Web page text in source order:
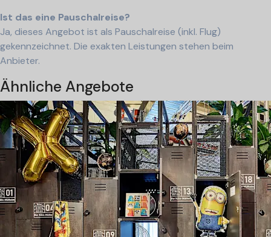
Ist das eine Pauschalreise?
Ja, dieses Angebot ist als Pauschalreise (inkl. Flug)
gekennzeichnet. Die exakten Leistungen stehen beim
Anbieter.
Ähnliche Angebote